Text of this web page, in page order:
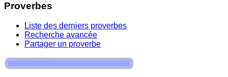
Proverbes
Liste des derniers proverbes
Recherche avancée
Partager un proverbe